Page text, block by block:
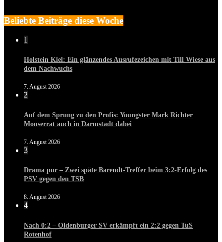
Beliebte Beiträge diese Woche
1
Holstein Kiel: Ein glänzendes Ausrufezeichen mit Till Wiese aus
dem Nachwuchs
7. August 2026
2
Auf dem Sprung zu den Profis: Youngster Mark Richter
Monserrat auch in Darmstadt dabei
7. August 2026
3
Drama pur – Zwei späte Barendt-Treffer beim 3:2-Erfolg des
PSV gegen den TSB
8. August 2026
4
Nach 0:2 – Oldenburger SV erkämpft ein 2:2 gegen TuS
Rotenhof